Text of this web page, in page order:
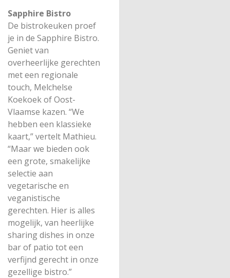
Sapphire Bistro
De bistrokeuken proef
je in de Sapphire Bistro.
Geniet van
overheerlijke gerechten
met een regionale
touch, Melchelse
Koekoek of Oost-
Vlaamse kazen. “We
hebben een klassieke
kaart,” vertelt Mathieu.
“Maar we bieden ook
een grote, smakelijke
selectie aan
vegetarische en
veganistische
gerechten. Hier is alles
mogelijk, van heerlijke
sharing dishes in onze
bar of patio tot een
verfijnd gerecht in onze
gezellige bistro.”